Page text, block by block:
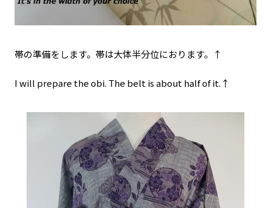
帯の準備をします。帯は大体半分位におります。↑
I will prepare the obi. The belt is about half of it.↑